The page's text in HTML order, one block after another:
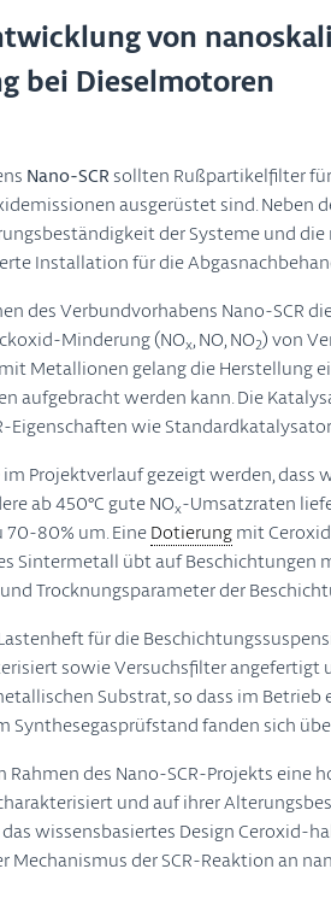
von
bei Dieselmotoren
Nano-SCRsollten Rußpartikelfilter
ausgerüstet sind. Neben
der Systeme und
Installation für die
des Verbundvorhabens Nano-SCR
Minderung (NOx, NO, NO2) von
Metallionen gelang die Herstellung
aufgebracht werden kann. Die
Eigenschaften wie
Projektverlauf gezeigt werden, dass
ab 450°C gute NOx-Umsatzraten
70-80% um. EineDotierungmit
Sintermetall übt auf
Trocknungsparameter der
für die
sowie Versuchsfilter
Substrat, so dass im
Synthesegasprüfstand fanden sich
Rahmen des Nano-SCR-Projekts eine
und auf ihrer
wissensbasiertes Design Ceroxid-
Mechanismus der SCR-Reaktion an